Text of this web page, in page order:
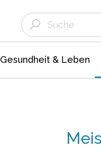
Gesundheit & Leben